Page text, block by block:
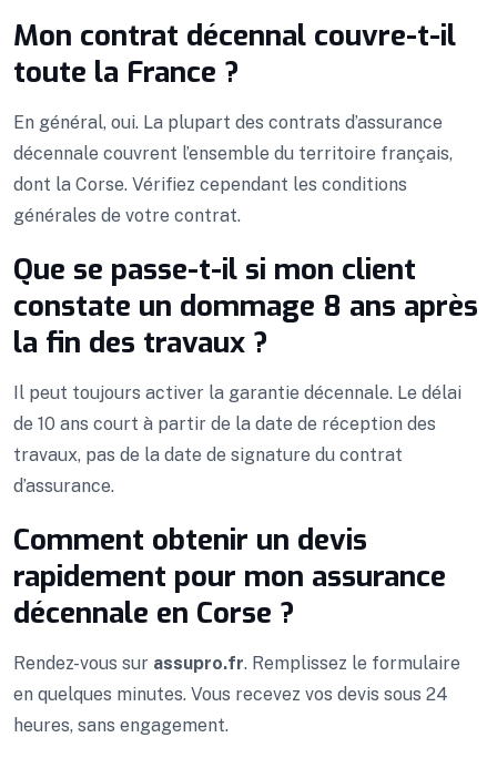
Mon contrat décennal couvre-t-il
toute la France ?
En général, oui. La plupart des contrats d’assurance
décennale couvrent l’ensemble du territoire français,
dont la Corse. Vérifiez cependant les conditions
générales de votre contrat.
Que se passe-t-il si mon client
constate un dommage 8 ans après
la fin des travaux ?
Il peut toujours activer la garantie décennale. Le délai
de 10 ans court à partir de la date de réception des
travaux, pas de la date de signature du contrat
d’assurance.
Comment obtenir un devis
rapidement pour mon assurance
décennale en Corse ?
Rendez-vous sur assupro.fr. Remplissez le formulaire
en quelques minutes. Vous recevez vos devis sous 24
heures, sans engagement.